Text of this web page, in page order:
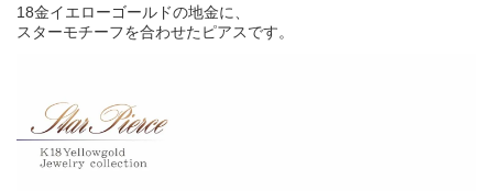
18金イエローゴールドの地金に、
スターモチーフを合わせたピアスです。